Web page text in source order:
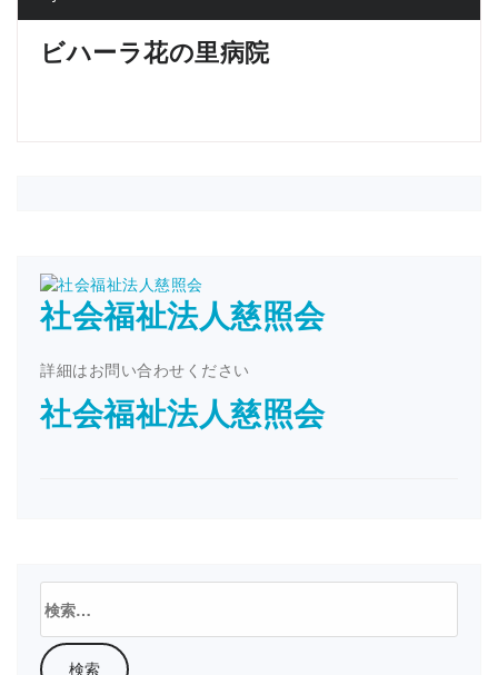
ビハーラ花の里病院
社会福祉法人慈照会
詳細はお問い合わせください
社会福祉法人慈照会
索: